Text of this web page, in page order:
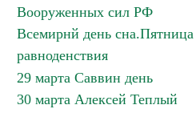
Вооруженных сил РФ
Всемирнй день
равноденствия
29 марта Саввин день
30 марта Алексей Теплый